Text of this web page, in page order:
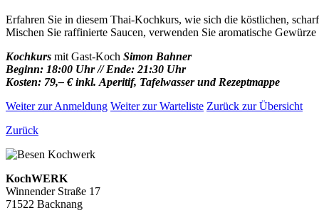
Erfahren Sie in diesem Thai-Kochkurs, wie sich die köstlichen,
Mischen Sie raffinierte Saucen, verwenden Sie aromatische
Kochkurs mit Gast-Koch Simon Bahner
Beginn: 18:00 Uhr // Ende: 21:30 Uhr
Kosten: 79,– € inkl. Aperitif, Tafelwasser und Rezeptmappe
Weiter zur Anmeldung Weiter zur Warteliste Zurück zur Übersicht
Zurück
KochWERK
Winnender Straße 17
71522 Backnang